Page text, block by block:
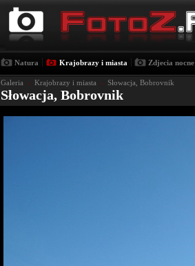
Natura Krajobrazy i miasta Zdjecia nocne
Galeria › Krajobrazy i miasta › Słowacja, Bobrovnik
Słowacja, Bobrovnik